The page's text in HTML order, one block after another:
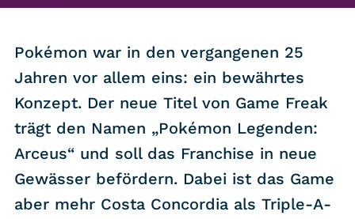
Portfolio Royal
Last Game Standing
Top 5
Random
RSS-Feed
COMMUNITY
Pokémon war in den vergangenen 25
Jahren vor allem eins: ein bewährtes
Konzept. Der neue Titel von Game Freak
trägt den Namen „Pokémon Legenden:
Arceus“ und soll das Franchise in neue
Gewässer befördern. Dabei ist das Game
aber mehr Costa Concordia als Triple-A-